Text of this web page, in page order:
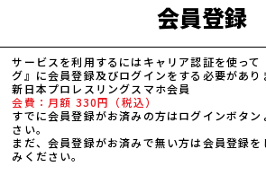
会員登録
サービスを利用するにはキャリア認証を使って
グ』に会員登録及びログインをする必要があり
新日本プロレスリングスマホ会員
会費：月額 330円（税込）
すでに会員登録がお済みの方はログインボタ
さい。
まだ、会員登録がお済みで無い方は会員登録
みください。